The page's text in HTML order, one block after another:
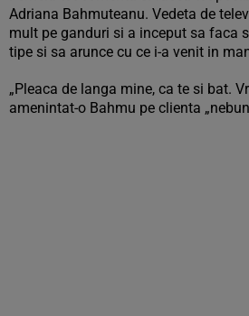
Adriana Bahmuteanu. Vedeta de
mult pe ganduri si a inceput sa faca
tipe si sa arunce cu ce i-a venit in
„Pleaca de langa mine, ca te si bat.
amenintat-o Bahmu pe clienta